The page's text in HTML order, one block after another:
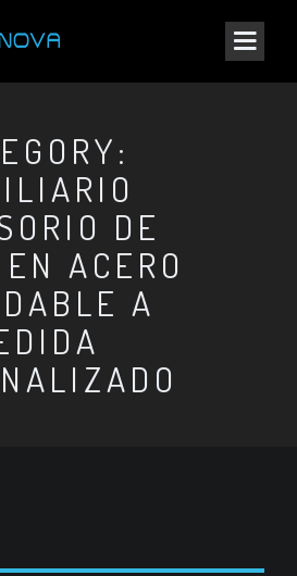
DE
ACERO
A